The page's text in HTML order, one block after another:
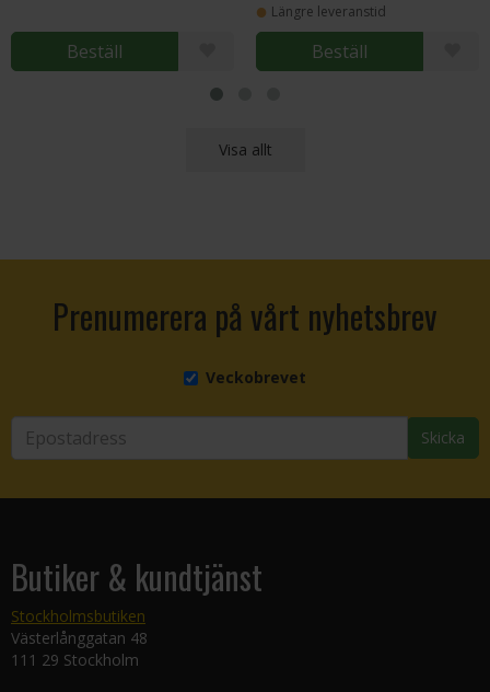
Beställ
Längre leveranstid
Beställ
Visa allt
Prenumerera på vårt nyhetsbrev
Veckobrevet
Skicka
Butiker & kundtjänst
Stockholmsbutiken
Västerlånggatan 48
111 29 Stockholm